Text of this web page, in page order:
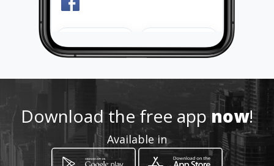
manolispapagg@gmail.com
6936720954
http://www.aiyellow.com/zeol
ithosaromaticstones
Download the free appnow!
Available in